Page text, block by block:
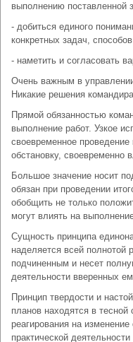
выполнению поставленной
- добиться единого
конкретных задач,
- наметить и согласовать
Очень важным в
Никакие решения
Прямой обязанностью
выполнение работ. Узкое
своевременное проведение
обстановку, своевременно
Большое значение носит
обязан при проведении
обобщить не только
могут влиять на
Сущность принципа
наделяется всей полнотой
подчиненным и несет
деятельности вверенных
Принцип твердости и
планов находятся в тесной
реагирования на
практической